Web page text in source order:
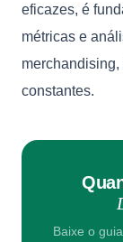
eficazes, é
métricas e
constantes.
Baixe o